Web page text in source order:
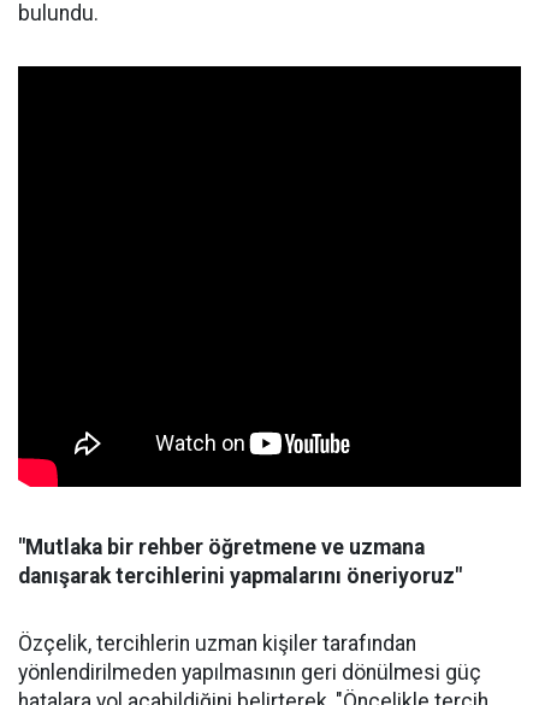
bulundu.
"Mutlaka bir rehber öğretmene ve uzmana
danışarak tercihlerini yapmalarını öneriyoruz"
Özçelik, tercihlerin uzman kişiler tarafından
yönlendirilmeden yapılmasının geri dönülmesi güç